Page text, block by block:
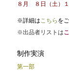
８月 ８日（土）
※詳細はこちら を
※出品者リストは
制作実演
第一部